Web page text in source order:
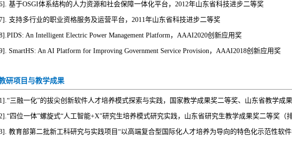
基于OSGI体系结构的人力资源和社会保障一体化平台， 2012年山东省科技进步二等奖
支持多行业的职业资格服务及运营平台， 2011年山东省科技进步二等奖
PIDS: An Intelligent Electric Power Management Platform，AAAI2020创新应用奖
SmartHS: An AI Platform for Improving Government Service Provision，AAAI2018创新应用奖
研项目与教学成果
“三融一化”的拔尖创新软件人才培养模式探索与实践，国家教学成果奖二等奖、山东省教学成
“四位一体”螺旋式“人工智能+X”研究生培养模式研究实践，山东省研究生教学成果奖二等奖（
教育部第二批新工科研究与实践项目“以高端复合型国际化人才培养为导向的特色化示范性软件